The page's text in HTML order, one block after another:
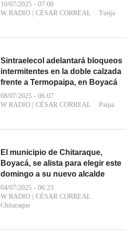
10/07/2025 - 07:08
W RADIO
CÉSAR CORREAL Tunja
Sintraelecol adelantará bloqueos
intermitentes en la doble calzada
frente a Termopaipa, en Boyacá
08/07/2025 - 06:07
W RADIO
CÉSAR CORREAL Paipa
El municipio de Chitaraque,
Boyacá, se alista para elegir este
domingo a su nuevo alcalde
04/07/2025 - 06:23
W RADIO
CÉSAR CORREAL
Chitaraque